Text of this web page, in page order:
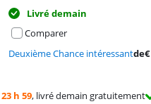
Livré demain
Comparer
Deuxième Chance intéressantde€
23 h 59, livré demain gratuitement